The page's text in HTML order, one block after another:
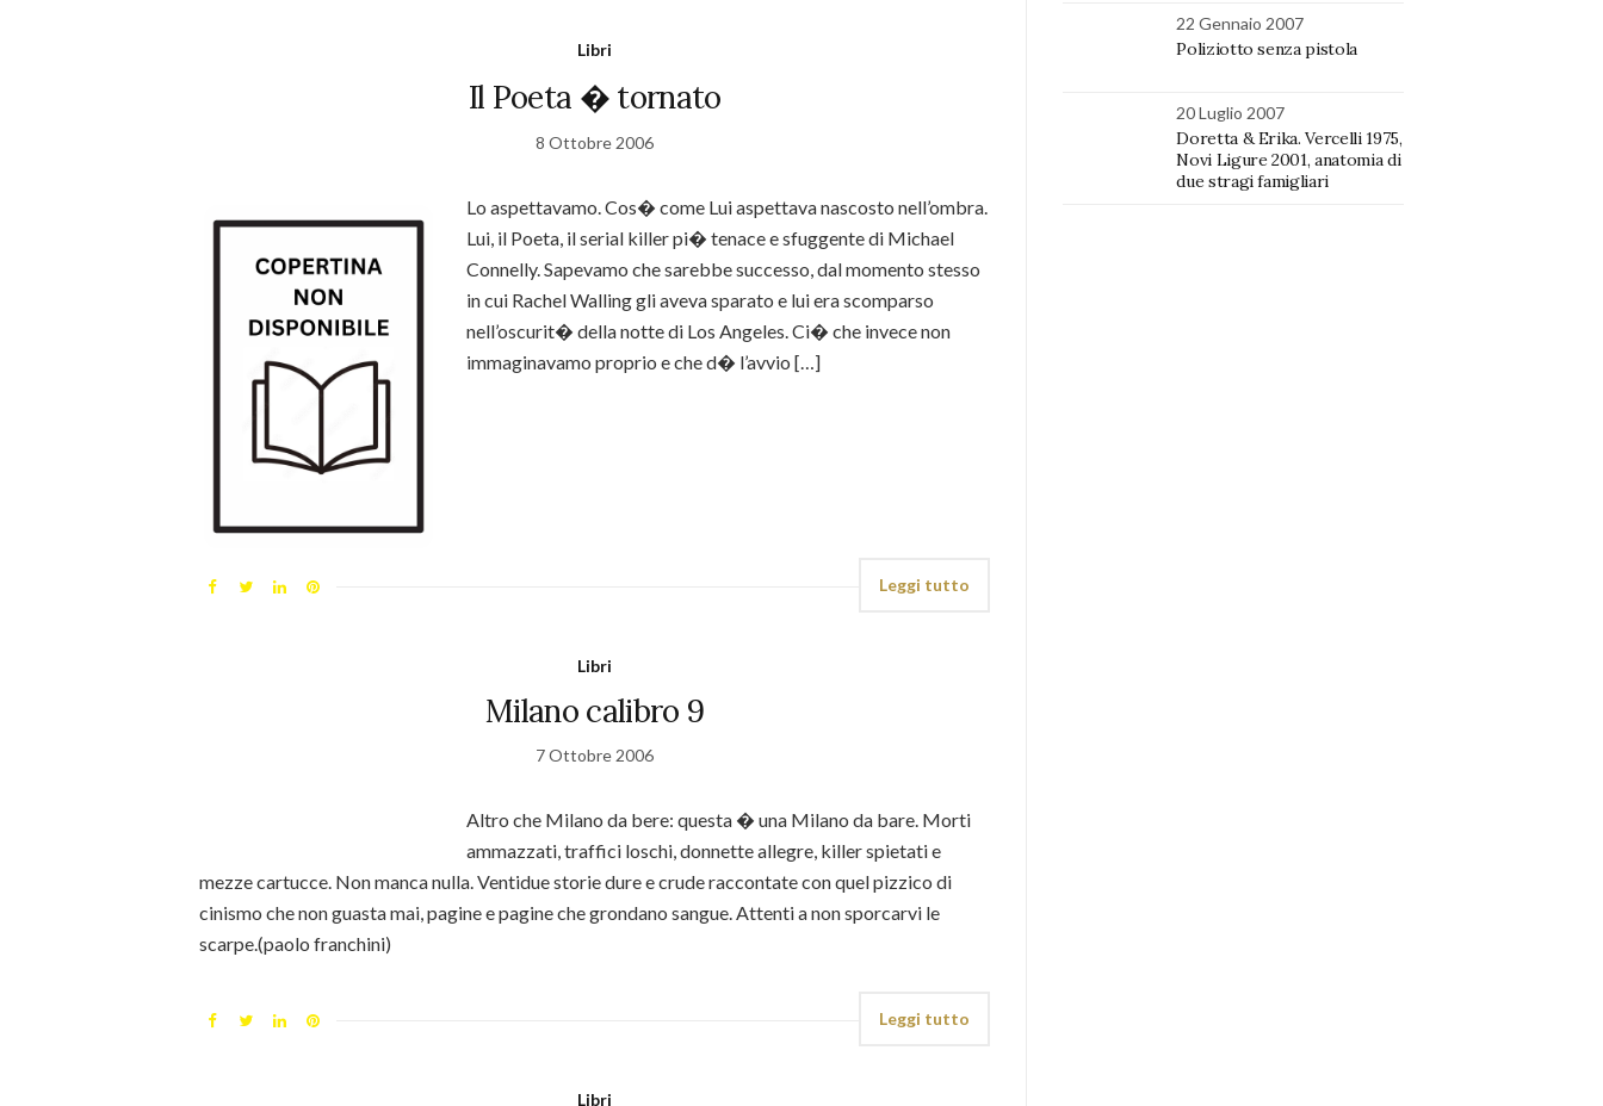
Libri
Il Poeta � tornato
8 Ottobre 2006
Lo aspettavamo. Cos� come Lui aspettava nascosto nell’ombra.
Lui, il Poeta, il serial killer pi� tenace e sfuggente di Michael
Connelly. Sapevamo che sarebbe successo, dal momento stesso
in cui Rachel Walling gli aveva sparato e lui era scomparso
nell’oscurit� della notte di Los Angeles. Ci� che invece non
immaginavamo proprio e che d� l’avvio […]
Leggi tutto
Libri
Milano calibro 9
7 Ottobre 2006
Altro che Milano da bere: questa � una Milano da bare. Morti
ammazzati, traffici loschi, donnette allegre, killer spietati e
mezze cartucce. Non manca nulla. Ventidue storie dure e crude raccontate con quel pizzico di
cinismo che non guasta mai, pagine e pagine che grondano sangue. Attenti a non sporcarvi le
scarpe.(paolo franchini)
Leggi tutto
Libri
22 Gennaio 2007
Poliziotto senza pistola
20 Luglio 2007
Doretta & Erika. Vercelli 1975,
Novi Ligure 2001, anatomia di
due stragi famigliari